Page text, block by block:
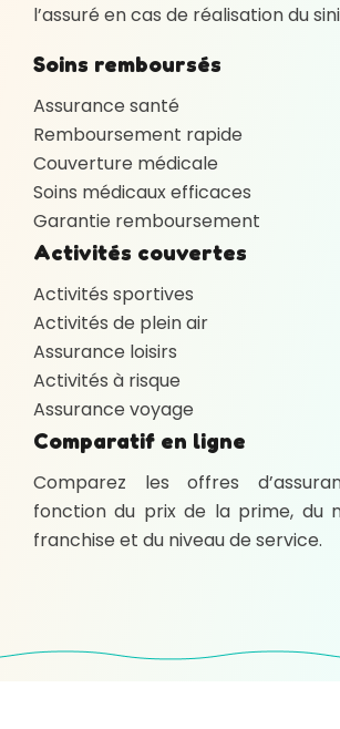
l’assuré en cas de réalisation du
Soins remboursés
Assurance santé
Remboursement rapide
Couverture médicale
Soins médicaux efficaces
Garantie remboursement
Activités couvertes
Activités sportives
Activités de plein air
Assurance loisirs
Activités à risque
Assurance voyage
Comparatif en ligne
Comparez les offres
fonction du prix de la prime, du
franchise et du niveau de service.